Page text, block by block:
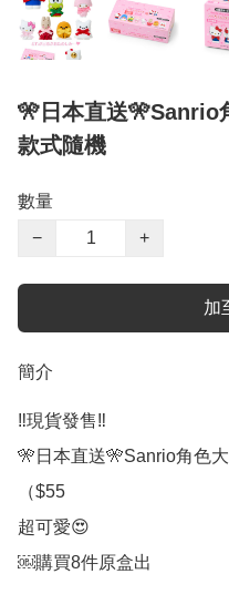
🎌日本直送🎌Sanrio
款式隨機
數量
−
+
加
簡介
‼️現貨發售‼️
🎌日本直送🎌Sanrio角色
（$55
超可愛😍
￼購買8件原盒出